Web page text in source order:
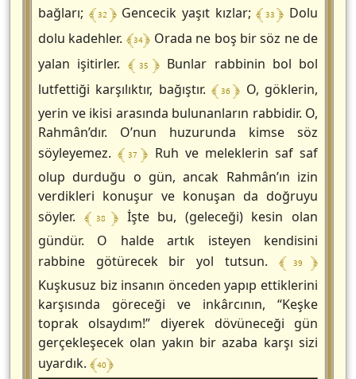
bağları; ﴾ 32 ﴿Gencecik yaşıt kızlar;﴾ 33 ﴿ Dolu
dolu kadehler. ﴾ 34 ﴿ Orada ne boş bir söz ne de
yalan işitirler. ﴾ 35 ﴿ Bunlar rabbinin bol bol
lutfettiği karşılıktır, bağıştır. ﴾ 36 ﴿ O, göklerin,
yerin ve ikisi arasında bulunanların rabbidir. O,
Rahmân’dır. O’nun huzurunda kimse söz
söyleyemez.﴾ 37 ﴿ Ruh ve meleklerin saf saf
olup durduğu o gün, ancak Rahmân’ın izin
verdikleri konuşur ve konuşan da doğruyu
söyler. ﴾ 38 ﴿İşte bu, (geleceği) kesin olan
gündür. O halde artık isteyen kendisini
rabbine götürecek bir yol tutsun. ﴾ 39 ﴿
Kuşkusuz biz insanın önceden yapıp ettiklerini
karşısında göreceği ve inkârcının, “Keşke
toprak olsaydım!” diyerek dövüneceği gün
gerçekleşecek olan yakın bir azaba karşı sizi
uyardık. ﴾ 40 ﴿